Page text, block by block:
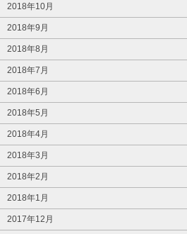
2018年10月
2018年9月
2018年8月
2018年7月
2018年6月
2018年5月
2018年4月
2018年3月
2018年2月
2018年1月
2017年12月